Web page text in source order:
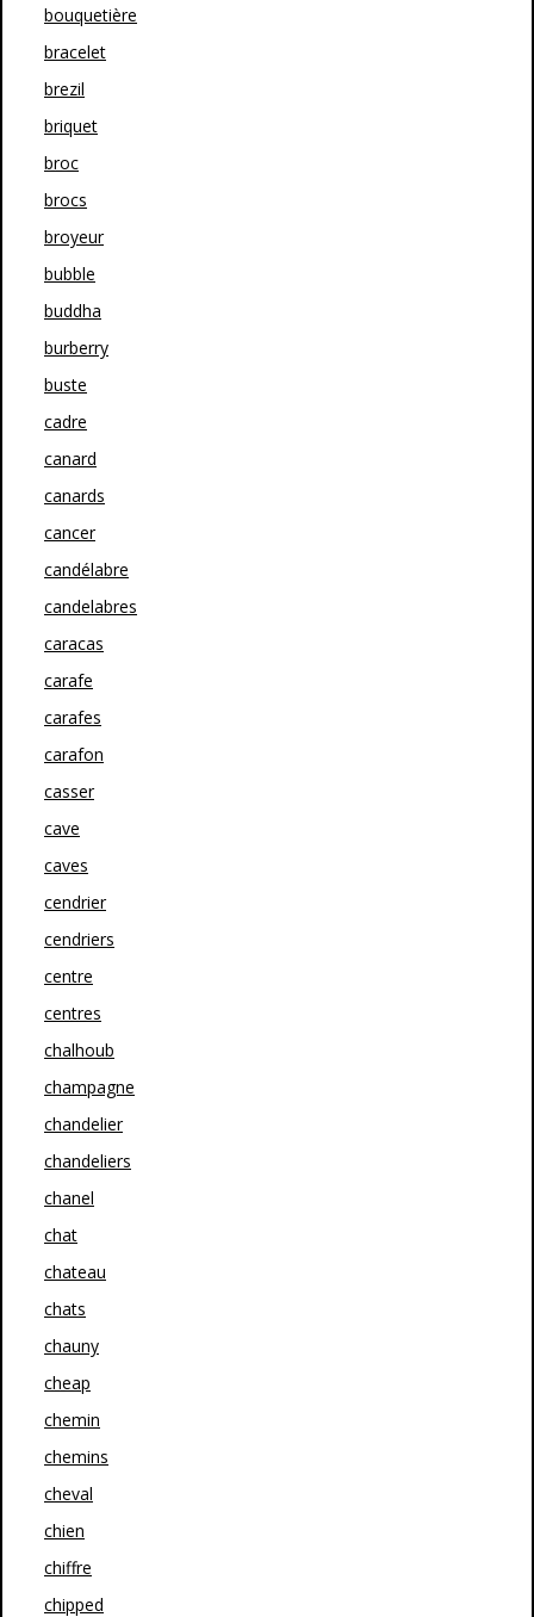
bouquetière
bracelet
brezil
briquet
broc
brocs
broyeur
bubble
buddha
burberry
buste
cadre
canard
canards
cancer
candélabre
candelabres
caracas
carafe
carafes
carafon
casser
cave
caves
cendrier
cendriers
centre
centres
chalhoub
champagne
chandelier
chandeliers
chanel
chat
chateau
chats
chauny
cheap
chemin
chemins
cheval
chien
chiffre
chipped